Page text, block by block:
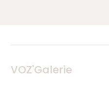
VOZ'Galerie